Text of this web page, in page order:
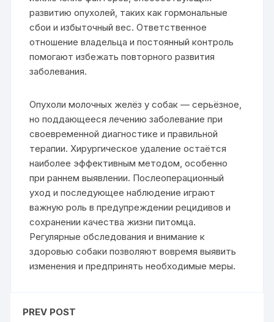
развитию опухолей, таких как гормональные
сбои и избыточный вес. Ответственное
отношение владельца и постоянный контроль
помогают избежать повторного развития
заболевания.
Опухоли молочных желёз у собак — серьёзное,
но поддающееся лечению заболевание при
своевременной диагностике и правильной
терапии. Хирургическое удаление остаётся
наиболее эффективным методом, особенно
при раннем выявлении. Послеоперационный
уход и последующее наблюдение играют
важную роль в предупреждении рецидивов и
сохранении качества жизни питомца.
Регулярные обследования и внимание к
здоровью собаки позволяют вовремя выявить
изменения и предпринять необходимые меры.
PREV POST